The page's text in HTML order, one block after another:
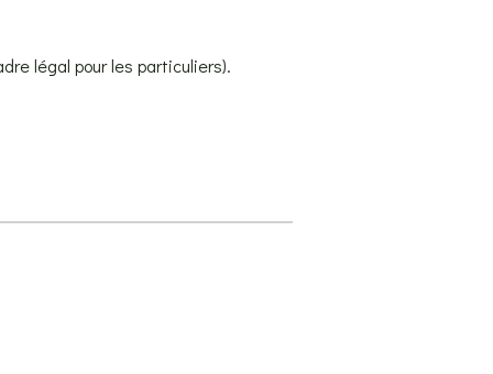
légal pour les particuliers).